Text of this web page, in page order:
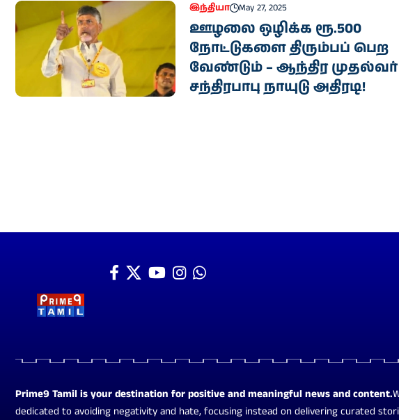
இந்தியா May 27, 2025
ஊழலை ஒழிக்க ரூ.500
நோட்டுகளை திரும்பப் பெற
வேண்டும் – ஆந்திர முதல்வர்
சந்திரபாபு நாயுடு அதிரடி!
Prime9 Tamil is your destination for positive and meaningful news and content.
dedicated to avoiding negativity and hate, focusing instead on delivering curated